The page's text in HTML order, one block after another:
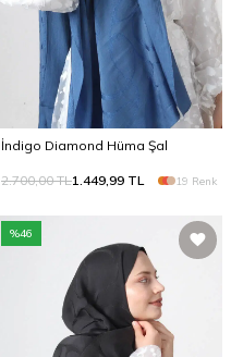
İndigo Diamond Hüma Şal
2.700,00TL1.449,99 TL 19 Renk
%46